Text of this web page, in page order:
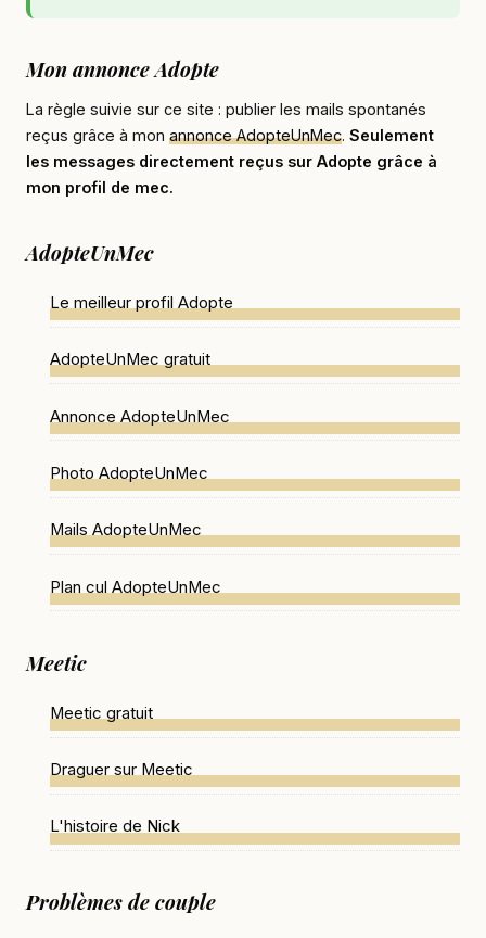
Mon annonce Adopte
La règle suivie sur ce site : publier les mails spontanés
reçus grâce à mon annonce AdopteUnMec. Seulement
les messages directement reçus sur Adopte grâce à
mon profil de mec.
AdopteUnMec
Le meilleur profil Adopte
AdopteUnMec gratuit
Annonce AdopteUnMec
Photo AdopteUnMec
Mails AdopteUnMec
Plan cul AdopteUnMec
Meetic
Meetic gratuit
Draguer sur Meetic
L'histoire de Nick
Problèmes de couple